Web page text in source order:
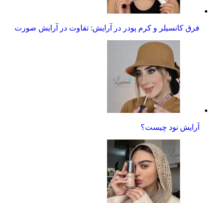
فرق کانسیلر و کرم پودر در آرایش: تفاوت در آرایش صورت
آرایش نود چیست؟